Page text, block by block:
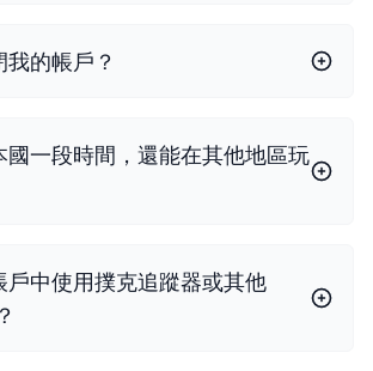
的帳戶？
國一段時間，還能在其他地區玩
戶中使用撲克追蹤器或其他